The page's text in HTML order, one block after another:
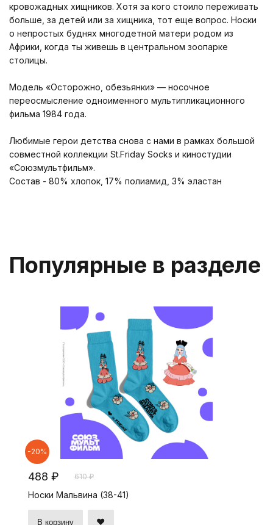
кровожадных хищников. Хотя за кого стоило переживать
больше, за детей или за хищника, тот еще вопрос. Носки
о непростых буднях многодетной матери родом из
Африки, когда ты живешь в центральном зоопарке
столицы.
Модель «Осторожно, обезьянки» — носочное
переосмысление одноименного мультипликационного
фильма 1984 года.
Любимые герои детства снова с нами в рамках большой
совместной коллекции St.Friday Socks и киностудии
«Союзмультфильм».
Состав - 80% хлопок, 17% полиамид, 3% эластан
Популярные в разделе
-20%
488 ₽ 610 ₽
Носки Мальвина (38-41)
В корзину